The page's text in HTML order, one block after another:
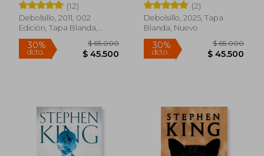
30%
dcto. $ 38.500
30%
dcto.
(12)
Debolsillo, 2011, 002
Edición, Tapa Blanda,
Nuevo
(2)
Debolsillo, 2025, Tapa
Blanda, Nuevo